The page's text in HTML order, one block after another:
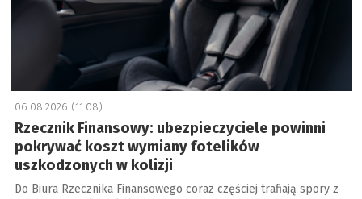
06.08.2026 (11:08)
Rzecznik Finansowy: ubezpieczyciele powinni
pokrywać koszt wymiany fotelików
uszkodzonych w kolizji
Do Biura Rzecznika Finansowego coraz częściej trafiają spory z